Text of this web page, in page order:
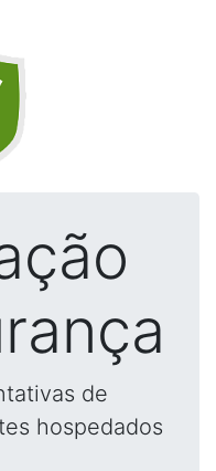
de
hospedados